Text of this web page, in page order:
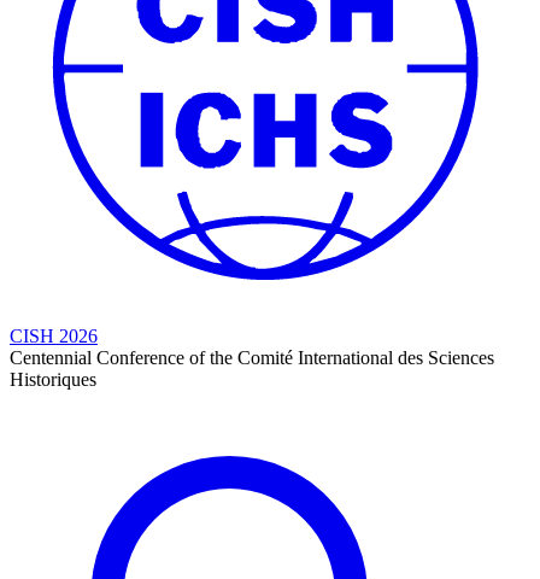
CISH 2026
Centennial Conference of the Comité International des Sciences
Historiques